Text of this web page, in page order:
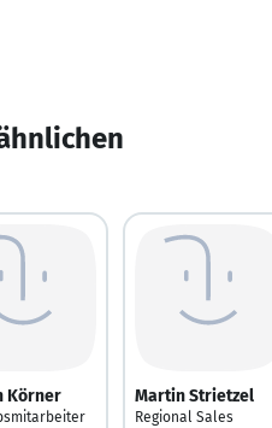
Körner Martin Strietzel
Regional Sales